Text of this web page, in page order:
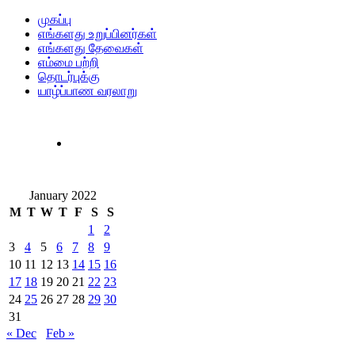
முகப்பு
எங்களது உறுப்பினர்கள்
எங்களது தேவைகள்
எம்மை பற்றி
தொடர்புக்கு
யாழ்ப்பாண வரலாறு
January 2022
M T W T F S
S
1
2
3
4 5 6 7 8
9
10 11 12 13 14 15 16
17 18 19 20 21 22 23
24 25 26 27 28 29 30
31
« Dec
Feb »